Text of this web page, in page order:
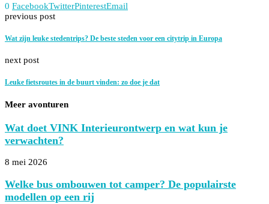
0 FacebookTwitterPinterestEmail
previous post
Wat zijn leuke stedentrips? De beste steden voor een citytrip in Europa
next post
Leuke fietsroutes in de buurt vinden: zo doe je dat
Meer avonturen
Wat doet VINK Interieurontwerp en wat kun je
verwachten?
8 mei 2026
Welke bus ombouwen tot camper? De populairste
modellen op een rij